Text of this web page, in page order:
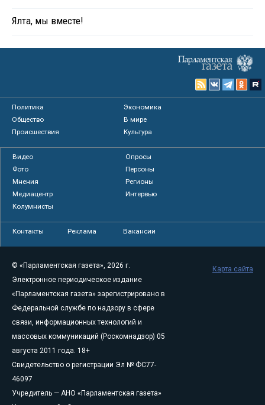
Ялта, мы вместе!
Политика
Экономика
Общество
В мире
Происшествия
Культура
Видео
Опросы
Фото
Персоны
Мнения
Регионы
Медиацентр
Интервью
Колумнисты
Контакты Реклама Вакансии
© «Парламентская газета», 2026 г.
Электронное периодическое издание
«Парламентская газета» зарегистрировано в
Федеральной службе по надзору в сфере
связи, информационных технологий и
массовых коммуникаций (Роскомнадзор) 05
августа 2011 года. 18+
Свидетельство о регистрации Эл № ФС77-
46097
Учредитель — АНО «Парламентская газета»
Карта сайта